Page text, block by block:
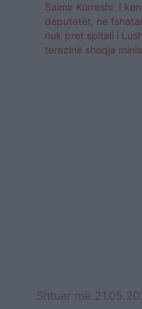
Saimir Korreshi: I
deputetët, ne
nuk pret spitali i
terezinë shoqja
Shtuar më